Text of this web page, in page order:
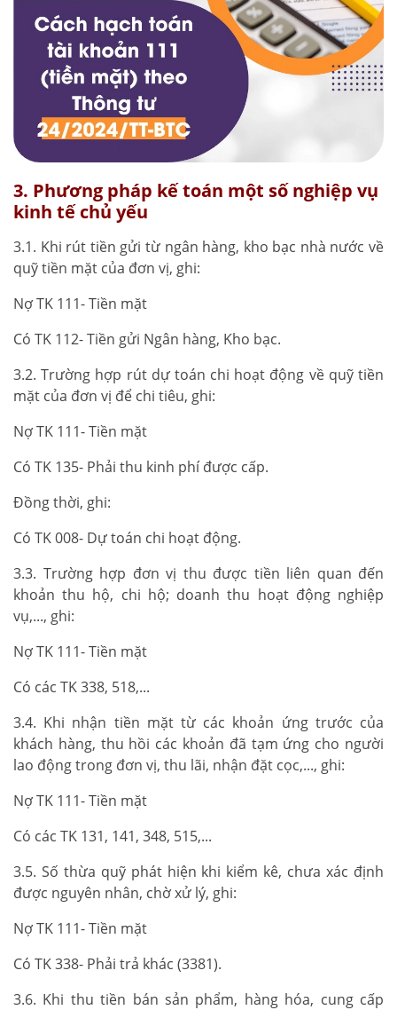
3. Phương pháp kế toán một số nghiệp vụ
kinh tế chủ yếu
3.1. Khi rút tiền gửi từ ngân hàng, kho bạc nhà nước về
quỹ tiền mặt của đơn vị, ghi:
Nợ TK 111- Tiền mặt
Có TK 112- Tiền gửi Ngân hàng, Kho bạc.
3.2. Trường hợp rút dự toán chi hoạt động về quỹ tiền
mặt của đơn vị để chi tiêu, ghi:
Nợ TK 111- Tiền mặt
Có TK 135- Phải thu kinh phí được cấp.
Đồng thời, ghi:
Có TK 008- Dự toán chi hoạt động.
3.3. Trường hợp đơn vị thu được tiền liên quan đến
khoản thu hộ, chi hộ; doanh thu hoạt động nghiệp
vụ,..., ghi:
Nợ TK 111- Tiền mặt
Có các TK 338, 518,...
3.4. Khi nhận tiền mặt từ các khoản ứng trước của
khách hàng, thu hồi các khoản đã tạm ứng cho người
lao động trong đơn vị, thu lãi, nhận đặt cọc,..., ghi:
Nợ TK 111- Tiền mặt
Có các TK 131, 141, 348, 515,...
3.5. Số thừa quỹ phát hiện khi kiểm kê, chưa xác định
được nguyên nhân, chờ xử lý, ghi:
Nợ TK 111- Tiền mặt
Có TK 338- Phải trả khác (3381).
3.6. Khi thu tiền bán sản phẩm, hàng hóa, cung cấp